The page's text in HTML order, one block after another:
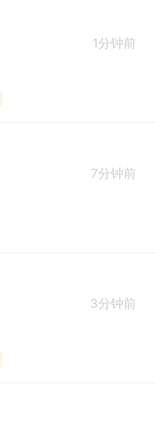
1分钟前
7分钟前
3分钟前